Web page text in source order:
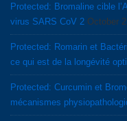
Protected: Bromaline cible
virus SARS CoV 2 October
Protected: Romarin et
ce qui est de la longévité
Protected: Curcumin et
mécanismes